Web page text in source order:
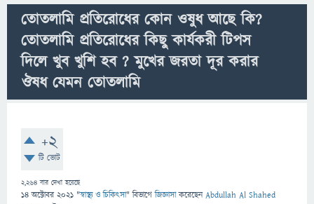
তোতলামি প্রতিরোধের কোন ওষুধ আছে কি?
তোতলামি প্রতিরোধের কিছু কার্যকরী টিপস
দিলে খুব খুশি হব ? মুখের জরতা দূর করার
ঔষধ যেমন তোতলামি
+2
টি ভোট
2,264 বার দেখা হয়েছে
14 অক্টোবর 2021 "স্বাস্থ্য ও চিকিৎসা" বিভাগে জিজ্ঞাসাকরেছেনAbdullah Al Shahed